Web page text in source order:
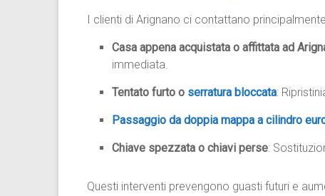
I clienti di Arignano ci contattano
Casa appena acquistata o affittata ad
immediata.
Tentato furto o serratura bloccata:
Passaggio da doppia mappa a cilindro
Chiave spezzata o chiavi perse:
Questi interventi prevengono guasti futuri e